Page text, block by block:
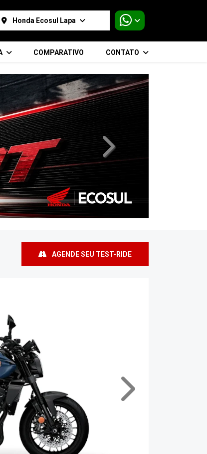
Honda Ecosul Lapa
COMPARATIVO CONTATO
templates.template-
AGENDE SEU TEST-RIDE
Próximo